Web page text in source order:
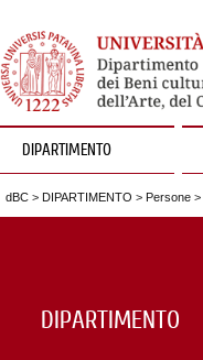
DIPARTIMENTO
dBC > DIPARTIMENTO > Persone >
DIPARTIMENTO